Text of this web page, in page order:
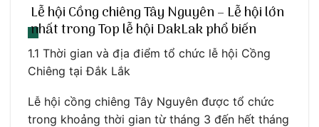
Lễ hội Cồng chiêng Tây Nguyên – Lễ hội lớn
nhất trong Top lễ hội DakLak phổ biến
1.1 Thời gian và địa điểm tổ chức lễ hội Cồng
Chiêng tại Đắk Lắk
Lễ hội cồng chiêng Tây Nguyên được tổ chức
trong khoảng thời gian từ tháng 3 đến hết tháng